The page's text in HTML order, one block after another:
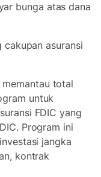
bunga atas dana
asuransi
total
untuk
FDIC yang
Program ini
jangka
kontrak